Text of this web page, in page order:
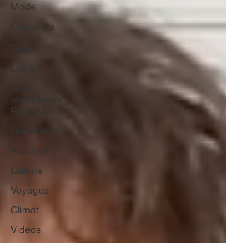
Mode
Coupe du
olympiques
Paris 2024
Disparitions
Actualités
Culture
Voyages
Climat
Vidéos